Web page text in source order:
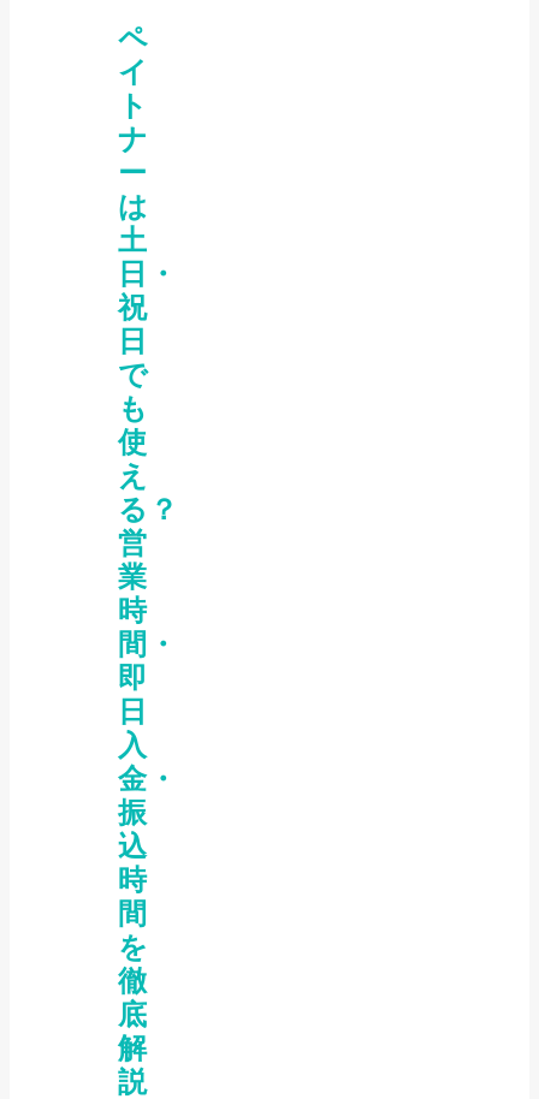
ペ
イ
ト
ナ
ー
は
土
日・
祝
日
で
も
使
え
る？
営
業
時
間・
即
日
入
金・
振
込
時
間
を
徹
底
解
説